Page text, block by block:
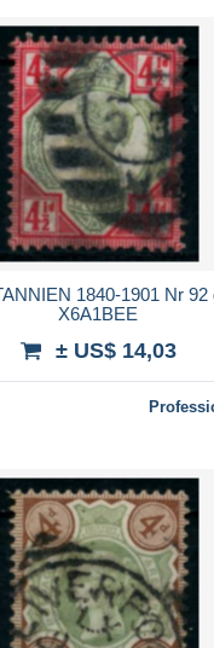
1840-1901 Nr 92
X6A1BEE
± US$ 14,03